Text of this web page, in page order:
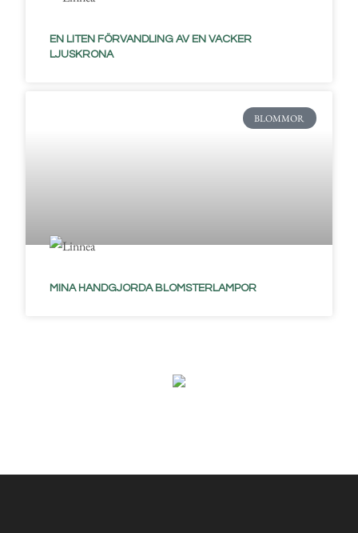
EN LITEN FÖRVANDLING AV EN VACKER
LJUSKRONA
BLOMMOR
MINA HANDGJORDA BLOMSTERLAMPOR